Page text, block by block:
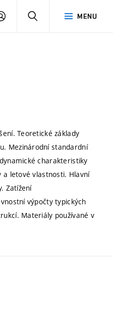
MENU
PŘIHLÁSIT
Teoretické základy
Mezinárodní standardní
charakteristiky
a letové vlastnosti. Hlavní
Zatížení
výpočty typických
Materiály používané v